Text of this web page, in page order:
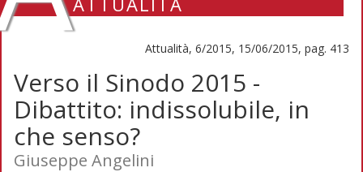
Attualità, 6/2015, 15/06/2015, pag. 413
Verso il Sinodo 2015 -
Dibattito: indissolubile, in
che senso?
Giuseppe Angelini